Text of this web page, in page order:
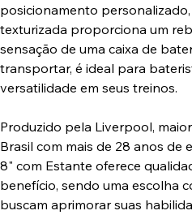
posicionamento
texturizada proporciona um
sensação de uma caixa de
transportar, é ideal para
versatilidade em seus treinos.
Produzido pela Liverpool,
Brasil com mais de 28 anos de
8" com Estante oferece
benefício, sendo uma escolha
buscam aprimorar suas